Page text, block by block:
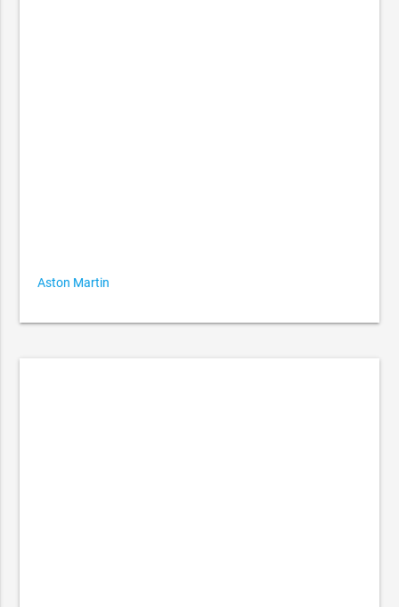
Aston Martin